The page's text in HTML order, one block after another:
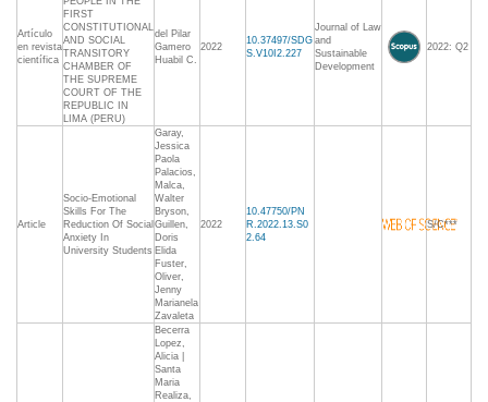
Artículo
en revista
científica
FIRST
CONSTITUTIONAL
AND SOCIAL
TRANSITORY
CHAMBER OF
THE SUPREME
COURT OF THE
REPUBLIC IN
LIMA (PERU)
del Pilar
Gamero
Huabil C.
2022
10.37497/SDG
S.V10I2.227
Journal of Law
and
Sustainable
Development
2022: Q2
Article
Socio-Emotional
Skills For The
Reduction Of Social
Anxiety In
University Students
Garay,
Jessica
Paola
Palacios,
Malca,
Walter
Bryson,
Guillen,
Doris
Elida
Fuster,
Oliver,
Jenny
Marianela
Zavaleta
2022
10.47750/PN
R.2022.13.S0
2.64
S/C***
Becerra
Lopez,
Alicia |
Santa
Maria
Realiza,